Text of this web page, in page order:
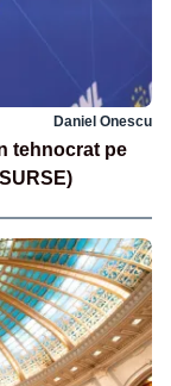
Daniel Onescu
tehnocrat pe